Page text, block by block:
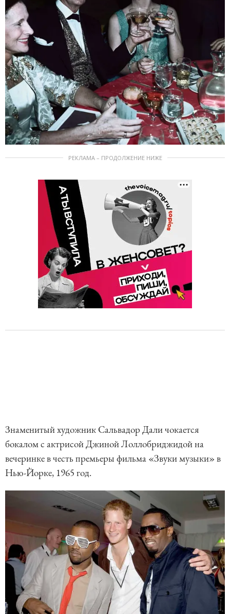
РЕКЛАМА – ПРОДОЛЖЕНИЕ НИЖЕ
Знаменитый художник Сальвадор Дали чокается
бокалом с актрисой Джиной Лоллобриджидой на
вечеринке в честь премьеры фильма «Звуки музыки» в
Нью-Йорке, 1965 год.